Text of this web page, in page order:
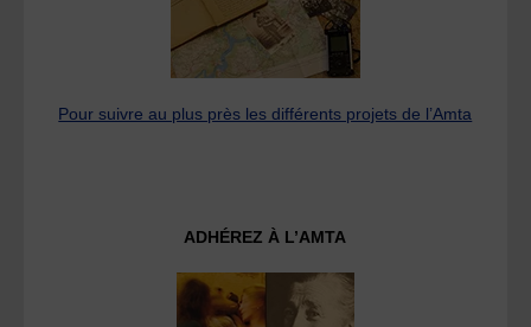
Pour suivre au plus près les différents projets de l’Amta
ADHÉREZ À L’AMTA